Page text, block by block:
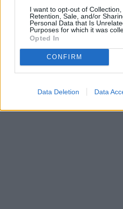
I want to opt-out of Collection,
Retention, Sale, and/or
Personal Data that Is
Purposes for which it was
Opted In
CONFIRM
Data Deletion Data